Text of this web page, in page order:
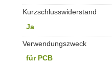
Kurzschlusswiderstand
Ja
Verwendungszweck
für PCB